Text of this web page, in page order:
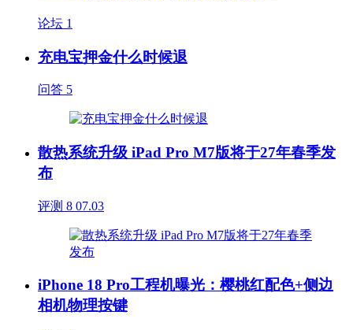
论坛 1
充电宝押金什么时候退
问答 5
散热系统升级 iPad Pro M7版将于27年春季发
布
评测 8 07.03
iPhone 18 Pro工程机曝光：樱桃红配色+侧边
相机物理按键